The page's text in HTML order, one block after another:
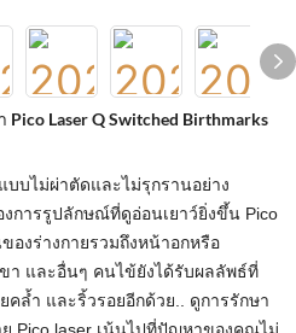
Laser Q Switched Birthmarks
บบไม่ผ่าตัดและไม่รุกรานอย่าง
การรูปลักษณ์ที่ดูอ่อนเยาว์ยิ่งขึ้น Pico
องร่างกายรวมถึงหน้าอกหรือ
า และอื่นๆ คนไข้ยังได้รับผลลัพธ์ที่
คล้ำ และริ้วรอยอีกด้วย.. ดูการรักษา